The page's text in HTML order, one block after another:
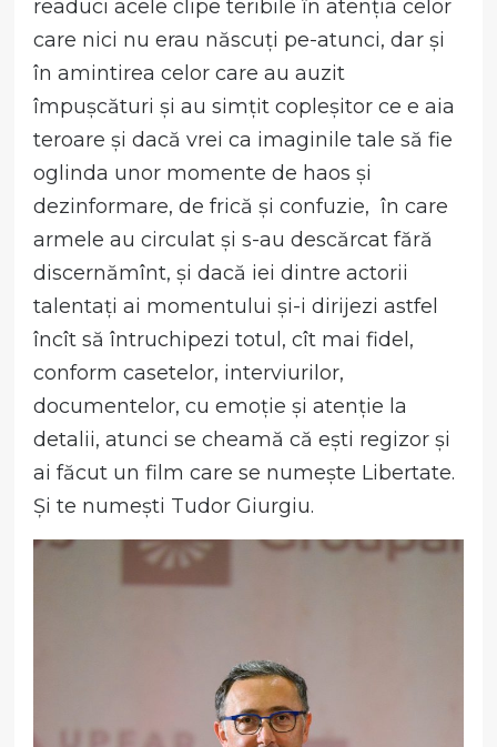
readuci acele clipe teribile în atenția celor
care nici nu erau născuți pe-atunci, dar și
în amintirea celor care au auzit
împușcături și au simțit copleșitor ce e aia
teroare și dacă vrei ca imaginile tale să fie
oglinda unor momente de haos și
dezinformare, de frică și confuzie, în care
armele au circulat și s-au descărcat fără
discernămînt, și dacă iei dintre actorii
talentați ai momentului și-i dirijezi astfel
încît să întruchipezi totul, cît mai fidel,
conform casetelor, interviurilor,
documentelor, cu emoție și atenție la
detalii, atunci se cheamă că ești regizor și
ai făcut un film care se numește Libertate.
Și te numești Tudor Giurgiu.